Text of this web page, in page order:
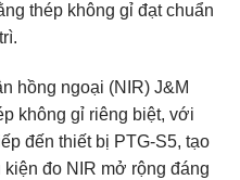
thép không gỉ đạt chuẩn
hồng ngoại (NIR) J&M
không gỉ riêng biệt, với
đến thiết bị PTG-S5, tạo
đo NIR mở rộng đáng